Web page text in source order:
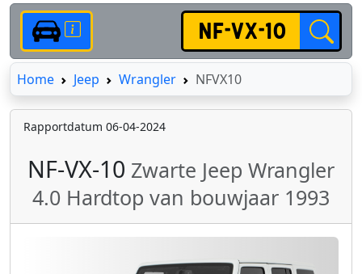
HomeHome
Jeep Wrangler NFVX10
Rapportdatum 06-04-2024
NF-VX-10 Zwarte Jeep Wrangler
4.0 Hardtop van bouwjaar 1993